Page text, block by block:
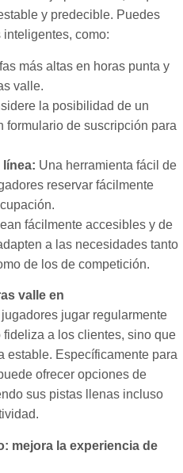
y predecible. Puedes
como:
más altas en horas punta y
valle.
la posibilidad de un
formulario de suscripción para
línea: Una herramienta fácil de
reservar fácilmente
fácilmente accesibles y de
a las necesidades tanto
de los de competición.
valle en
jugar regularmente
a los clientes, sino que
estable. Específicamente para
ofrecer opciones de
sus pistas llenas incluso
mejora la experiencia de